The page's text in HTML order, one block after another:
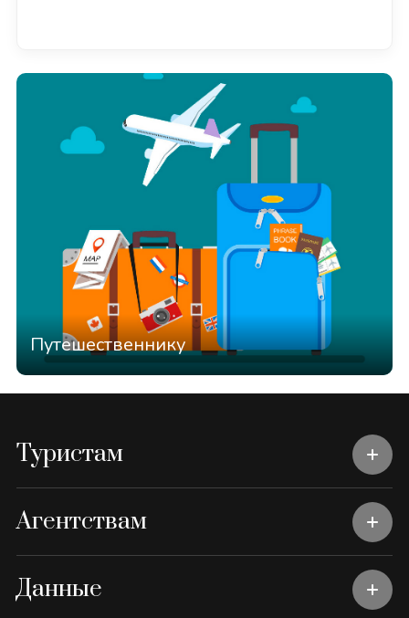
Путешественнику
Туристам
Агентствам
Данные